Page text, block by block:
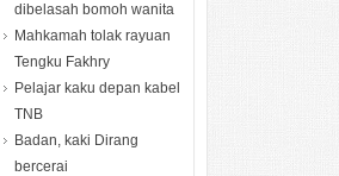
dibelasah bomoh wanita
Mahkamah tolak rayuan
Tengku Fakhry
Pelajar kaku depan kabel
TNB
Badan, kaki Dirang
bercerai